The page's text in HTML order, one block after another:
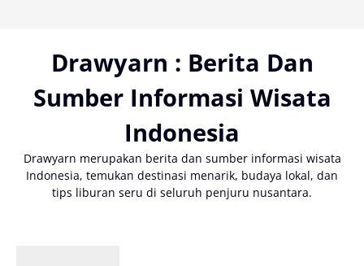
Drawyarn : Berita Dan
Sumber Informasi Wisata
Indonesia
Drawyarn merupakan berita dan sumber informasi wisata
Indonesia, temukan destinasi menarik, budaya lokal, dan
tips liburan seru di seluruh penjuru nusantara.